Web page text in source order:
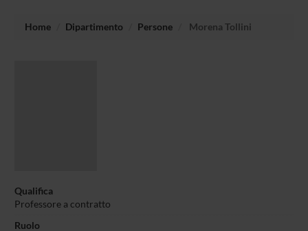
Home Dipartimento Persone Morena Tollini
Qualifica
Professore a contratto
Ruolo